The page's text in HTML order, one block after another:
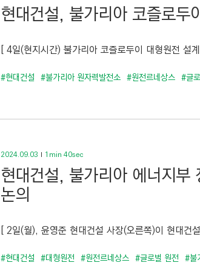
현대건설, 불가리아 코즐로두
[ 4일(현지시간) 불가리아 코즐로두이 대형원전 설
#현대건설 #불가리아 원자력발전소 #원전르네상스 #글
2024.09.03 1min 40sec
현대건설, 불가리아 에너지
논의
[ 2일(월), 윤영준 현대건설 사장(오른쪽)이 현대건
#현대건설 #대형원전 #원전르네상스 #글로벌 원전 #불